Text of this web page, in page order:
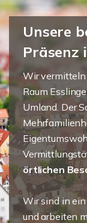
Unsere
Präsenz
Wir
Raum
Umland. Der
örtlichen
Wir sind in
und arbeiten